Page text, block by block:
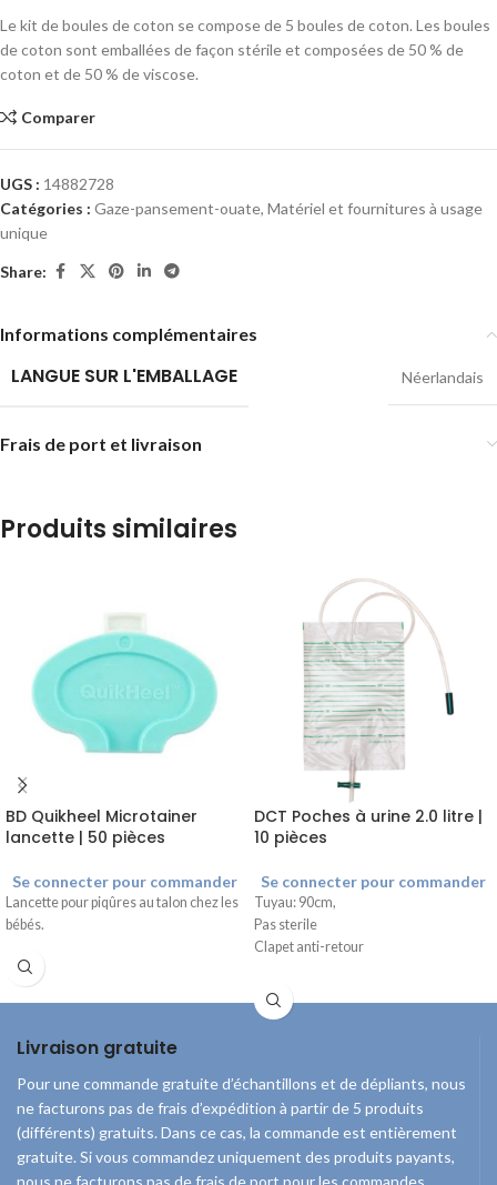
Le kit de boules de coton se compose de 5 boules de coton. Les boules
de coton sont emballées de façon stérile et composées de 50 % de
coton et de 50 % de viscose.
Comparer
UGS : 14882728
Catégories : Gaze-pansement-ouate, Matériel et fournitures à usage
unique
Share:
Informations complémentaires
LANGUE SUR L'EMBALLAGE Néerlandais
Frais de port et livraison
Produits similaires
BD Quikheel Microtainer
lancette | 50 pièces
Se connecter pour commander
Lancette pour piqûres au talon chez les
bébés.
DCT Poches à urine 2.0 litre |
10 pièces
Se connecter pour commander
Tuyau: 90cm,
Pas sterile
Clapet anti-retour
Livraison gratuite
Pour une commande gratuite d’échantillons et de dépliants, nous
ne facturons pas de frais d’expédition à partir de 5 produits
(différents) gratuits. Dans ce cas, la commande est entièrement
gratuite. Si vous commandez uniquement des produits payants,
nous ne facturons pas de frais de port pour les commandes